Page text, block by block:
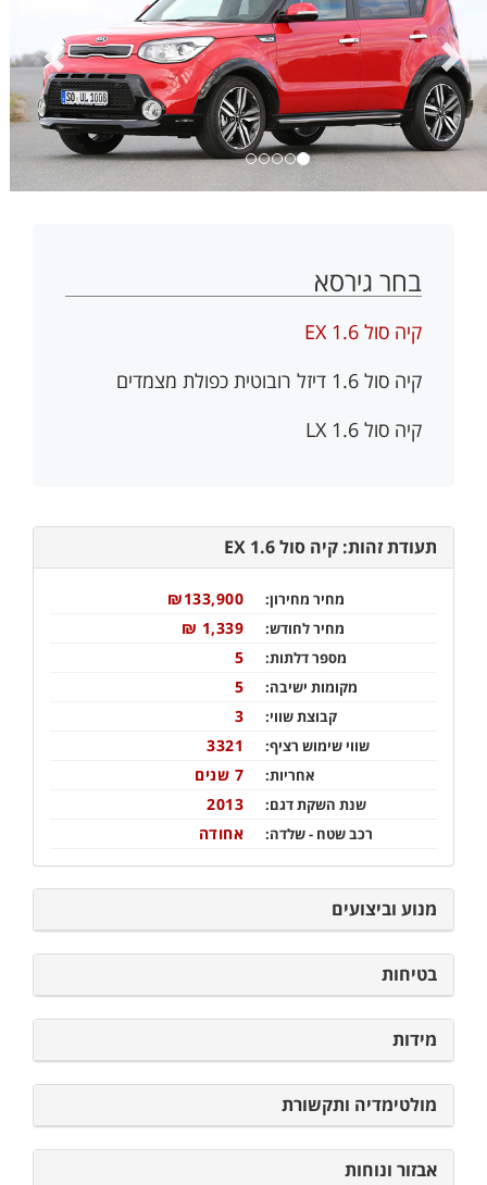
בחר גירסא
קיה סול 1.6 EX
קיה סול 1.6 דיזל רובוטית כפולת מצמדים
קיה סול 1.6 LX
תעודת זהות: קיה סול 1.6 EX
מחיר מחירון: ₪133,900
מחיר לחודש: 1,339 ₪
מספר דלתות: 5
מקומות ישיבה: 5
קבוצת שווי: 3
שווי שימוש רציף: 3321
אחריות: 7 שנים
שנת השקת דגם: 2013
רכב שטח - שלדה: אחודה
מנוע וביצועים
בטיחות
מידות
מולטימדיה ותקשורת
אבזור ונוחות